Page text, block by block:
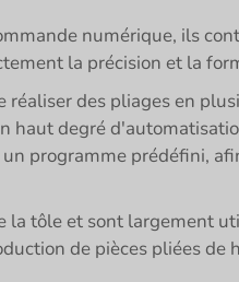
numérique, ils
la précision et la
des pliages en
haut degré
programme prédéfini,
la tôle et sont largement
de pièces pliées de